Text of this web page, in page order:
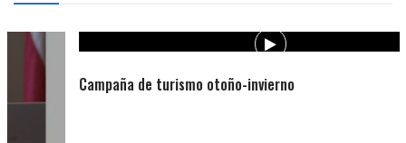
Campaña de turismo otoño-invierno